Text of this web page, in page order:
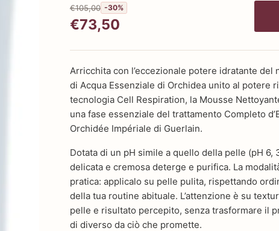
€105,00 -30%
€73,50
Arricchita con l’eccezionale potere idratante del
di Acqua Essenziale di Orchidea unito al potere
tecnologia Cell Respiration, la Mousse
una fase essenziale del trattamento Completo
Orchidée Impériale di Guerlain.
Dotata di un pH simile a quello della pelle (pH 6,
delicata e cremosa deterge e purifica. La
pratica: applicalo su pelle pulita, rispettando
della tua routine abituale. L’attenzione è su
pelle e risultato percepito, senza trasformare il
di diverso da ciò che promette.